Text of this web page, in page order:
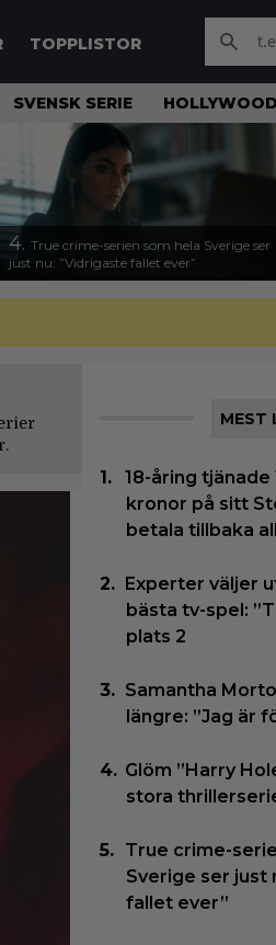
TOPPLISTOR
SVENSK SERIE HOLLYWOOD
4. True crime-serien som hela Sverige ser
just nu: ”Vidrigaste fallet ever”
.
MEST
18-åring tjänade
kronor på sitt
betala tillbaka
Experter väljer
bästa tv-spel:
plats 2
Samantha
längre: ”Jag är
Glöm ”Harry
stora
True crime-
Sverige ser just
fallet ever”